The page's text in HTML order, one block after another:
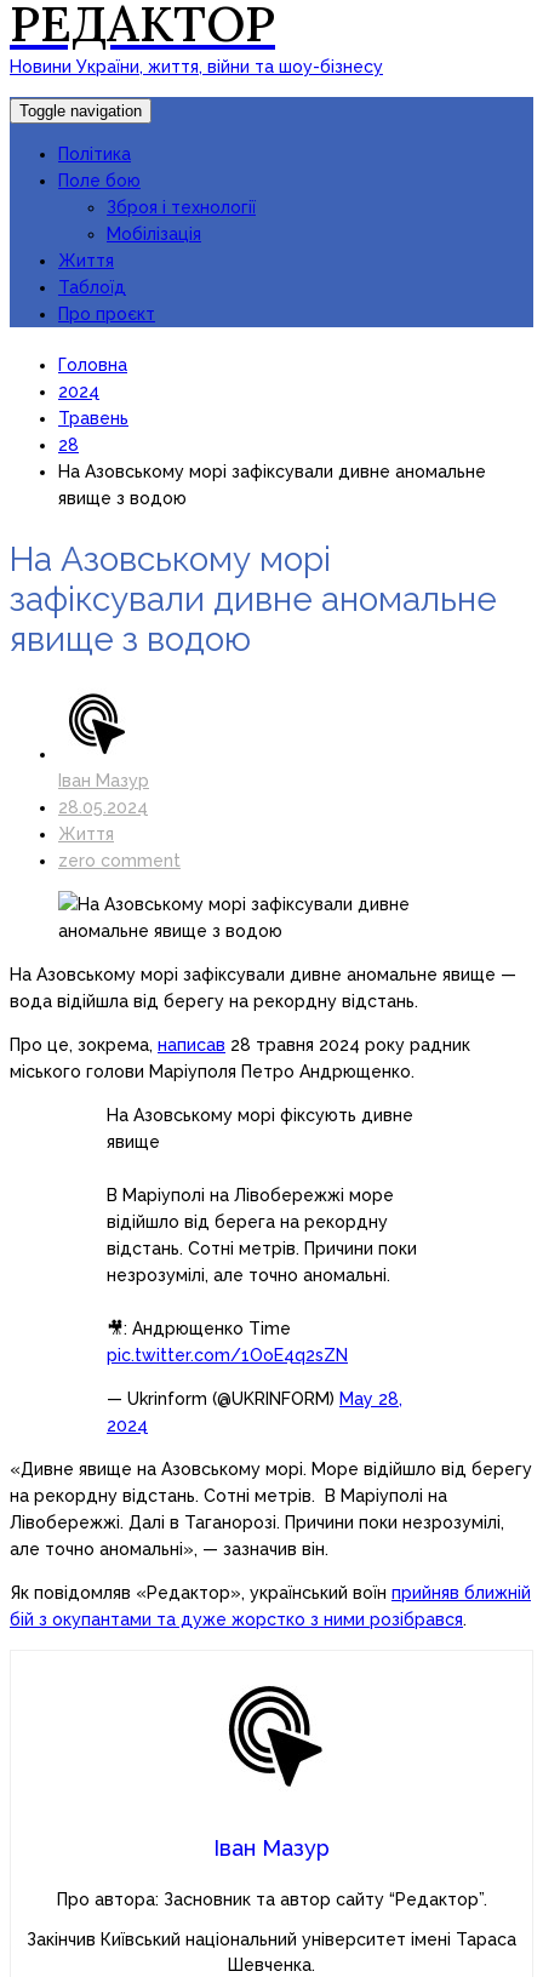
РЕДАКТОР
Новини України, життя, війни та шоу-бізнесу
Toggle navigation
Політика
Поле бою
Зброя і технології
Мобілізація
Життя
Таблоїд
Про проєкт
Головна
2024
Травень
28
На Азовському морі зафіксували дивне аномальне
явище з водою
На Азовському морі
зафіксували дивне аномальне
явище з водою
Іван Мазур
28.05.2024
Життя
zero comment
На Азовському морі зафіксували дивне аномальне явище —
вода відійшла від берегу на рекордну відстань.
Про це, зокрема, написав 28 травня 2024 року радник
міського голови Маріуполя Петро Андрющенко.
На Азовському морі фіксують дивне
явище
В Маріуполі на Лівобережжі море
відійшло від берега на рекордну
відстань. Сотні метрів. Причини поки
незрозумілі, але точно аномальні.
🎥: Андрющенко Time
pic.twitter.com/1OoE4q2sZN
— Ukrinform (@UKRINFORM) May 28,
2024
«Дивне явище на Азовському морі. Море відійшло від берегу
на рекордну відстань. Сотні метрів. В Маріуполі на
Лівобережжі. Далі в Таганорозі. Причини поки незрозумілі,
але точно аномальні», — зазначив він.
Як повідомляв «Редактор», український воїн прийняв ближній
бій з окупантами та дуже жорстко з ними розібрався.
Іван Мазур
Про автора: Засновник та автор сайту “Редактор”.
Закінчив Київський національний університет імені Тараса
Шевченка.